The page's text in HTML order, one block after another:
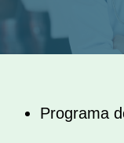
Programa